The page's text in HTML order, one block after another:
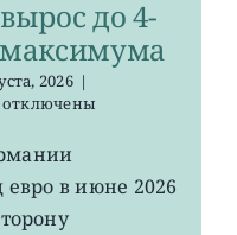
до 4-
максимума
2026 |
отключены
евро в июне 2026